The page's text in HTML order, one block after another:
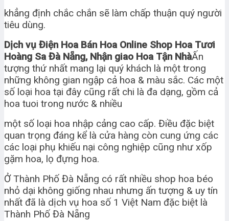
khẳng định chắc chắn sẽ làm chấp thuận quý người
tiêu dùng.
Dịch vụ Điện Hoa Bán Hoa Online Shop Hoa Tươi
Hoàng Sa Đà Nẵng, Nhận giao Hoa Tận NhàẤn
tượng thứ nhất mang lại quý khách là một trong
những không gian ngập cả hoa & màu sắc. Các một
số loại hoa tại đây cũng rất chi là đa dạng, gồm cả
hoa tuoi trong nước & nhiều
một số loại hoa nhập cảng cao cấp. Điều đặc biệt
quan trọng đáng kể là cửa hàng còn cung ứng các
các loại phụ khiếu nại công nghiệp cũng như xốp
gặm hoa, lọ đựng hoa.
Ở Thành Phố Đà Nẵng có rất nhiều shop hoa béo
nhỏ dại không giống nhau nhưng ấn tượng & uy tín
nhất đã là dịch vụ hoa số 1 Việt Nam đặc biệt là
Thành Phố Đà Nẵng